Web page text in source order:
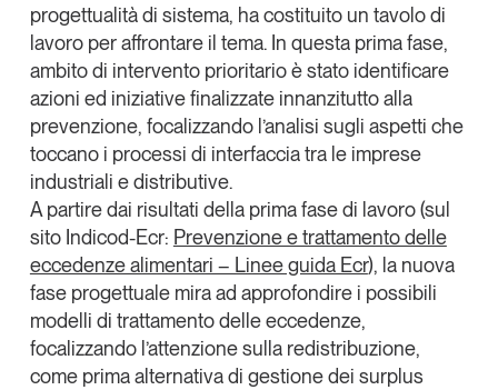
Eventi e formazione
Tutti gli appuntamenti
Chi siamo
Newsletter
Contatti
Tendenze Journal
La nostra newsletter nella tua email
Iscriviti
progettualità di sistema, ha costituito un tavolo di
lavoro per affrontare il tema. In questa prima fase,
ambito di intervento prioritario è stato identificare
azioni ed iniziative finalizzate innanzitutto alla
prevenzione, focalizzando l’analisi sugli aspetti che
toccano i processi di interfaccia tra le imprese
industriali e distributive.
A partire dai risultati della prima fase di lavoro (sul
sito Indicod-Ecr: Prevenzione e trattamento delle
eccedenze alimentari – Linee guida Ecr), la nuova
fase progettuale mira ad approfondire i possibili
modelli di trattamento delle eccedenze,
focalizzando l’attenzione sulla redistribuzione,
come prima alternativa di gestione dei surplus